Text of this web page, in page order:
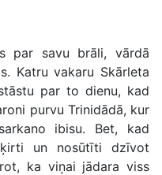
par savu brāli, vārdā
Katru vakaru Skārleta
par to dienu, kad
purvu Trinidādā, kur
ibisu. Bet, kad
un nosūtīti dzīvot
ka viņai jādara viss